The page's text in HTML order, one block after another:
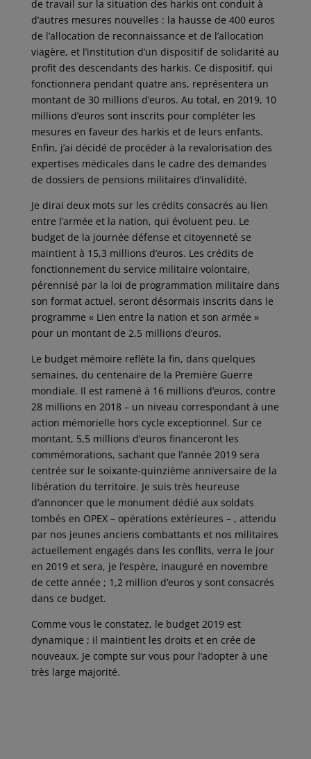
de travail sur la situation des harkis ont conduit à
d’autres mesures nouvelles : la hausse de 400 euros
de l’allocation de reconnaissance et de l’allocation
viagère, et l’institution d’un dispositif de solidarité au
profit des descendants des harkis. Ce dispositif, qui
fonctionnera pendant quatre ans, représentera un
montant de 30 millions d’euros. Au total, en 2019, 10
millions d’euros sont inscrits pour compléter les
mesures en faveur des harkis et de leurs enfants.
Enfin, j’ai décidé de procéder à la revalorisation des
expertises médicales dans le cadre des demandes
de dossiers de pensions militaires d’invalidité.
Je dirai deux mots sur les crédits consacrés au lien
entre l’armée et la nation, qui évoluent peu. Le
budget de la journée défense et citoyenneté se
maintient à 15,3 millions d’euros. Les crédits de
fonctionnement du service militaire volontaire,
pérennisé par la loi de programmation militaire dans
son format actuel, seront désormais inscrits dans le
programme « Lien entre la nation et son armée »
pour un montant de 2,5 millions d’euros.
Le budget mémoire reflète la fin, dans quelques
semaines, du centenaire de la Première Guerre
mondiale. Il est ramené à 16 millions d’euros, contre
28 millions en 2018 – un niveau correspondant à une
action mémorielle hors cycle exceptionnel. Sur ce
montant, 5,5 millions d’euros financeront les
commémorations, sachant que l’année 2019 sera
centrée sur le soixante-quinzième anniversaire de la
libération du territoire. Je suis très heureuse
d’annoncer que le monument dédié aux soldats
tombés en OPEX – opérations extérieures – , attendu
par nos jeunes anciens combattants et nos militaires
actuellement engagés dans les conflits, verra le jour
en 2019 et sera, je l’espère, inauguré en novembre
de cette année ; 1,2 million d’euros y sont consacrés
dans ce budget.
Comme vous le constatez, le budget 2019 est
dynamique ; il maintient les droits et en crée de
nouveaux. Je compte sur vous pour l’adopter à une
très large majorité.